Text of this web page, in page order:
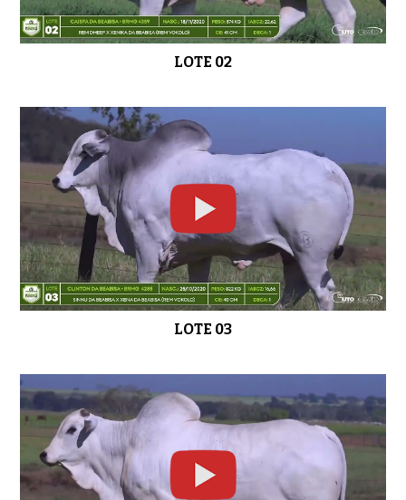
LOTE 20
0:31 LOTE 21
0:38 LOTE 22
LOTE 02
LOTE 03